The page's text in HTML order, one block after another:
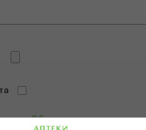
сОбщите условия и